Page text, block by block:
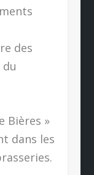
des
Bières »
dans les